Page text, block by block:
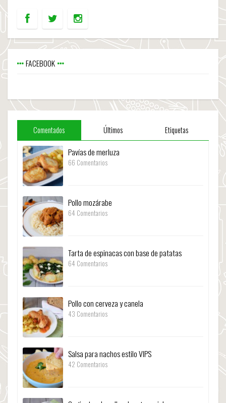
FACEBOOK
Comentados Últimos Etiquetas
Pavías de merluza
66 Comentarios
Pollo mozárabe
64 Comentarios
Tarta de espinacas con base de patatas
64 Comentarios
Pollo con cerveza y canela
43 Comentarios
Salsa para nachos estilo VIPS
42 Comentarios